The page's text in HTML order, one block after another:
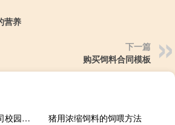
营养
下一篇
购买饲料合同模板
福建海大饲料有限公司校园招聘
猪用浓缩饲料的饲喂方法